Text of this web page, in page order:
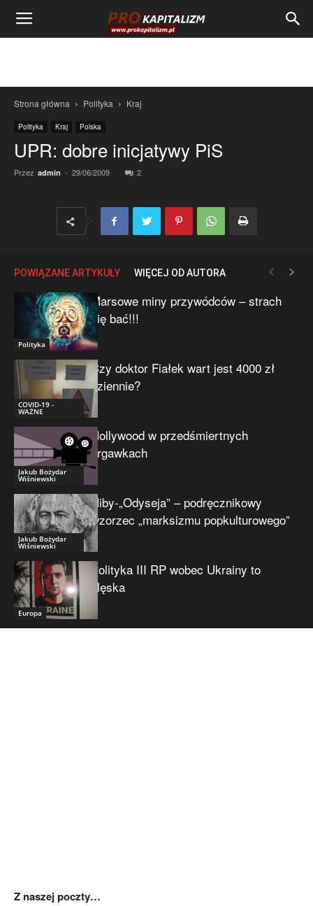
Strona główna Polityka Kraj
Polityka Kraj Polska
UPR: dobre inicjatywy PiS
Przez admin - 29/06/2009 2
POWIĄZANE ARTYKUŁY WIĘCEJ OD AUTORA
Polityka
Marsowe miny przywódców – strach
się bać!!!
COVID-19 -
WAŻNE
Czy doktor Fiałek wart jest 4000 zł
dziennie?
Jakub Bożydar
Wiśniewski
Hollywood w przedśmiertnych
drgawkach
Jakub Bożydar
Wiśniewski
Niby-„Odyseja” – podręcznikowy
wzorzec „marksizmu popkulturowego”
Europa
Polityka III RP wobec Ukrainy to
klęska
Z naszej poczty…